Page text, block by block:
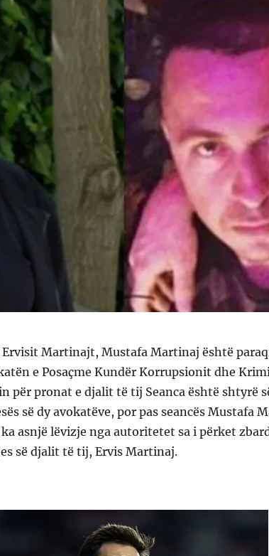
Ervisit Martinajt, Mustafa Martinaj është
e Posaçme Kundër Korrupsionit dhe
për pronat e djalit të tij Seanca është shtyrë
së dy avokatëve, por pas seancës Mustafa
asnjë lëvizje nga autoritetet sa i përket
së djalit të tij, Ervis Martinaj.